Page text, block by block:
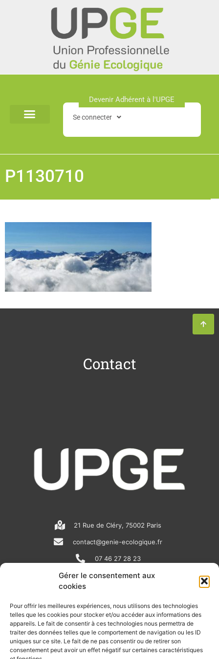
Gérer le consentement aux
cookies
Pour offrir les meilleures expériences, nous utilisons des technologies
telles que les cookies pour stocker et/ou accéder aux informations des
appareils. Le fait de consentir à ces technologies nous permettra de
traiter des données telles que le comportement de navigation ou les ID
uniques sur ce site. Le fait de ne pas consentir ou de retirer son
consentement peut avoir un effet négatif sur certaines caractéristiques
Devenir Adhérent à l'UPGE​
Se connecter
P1130710
Contact
21 Rue de Cléry, 75002 Paris
contact@genie-ecologique.fr
07 46 27 28 23
N
e
w
s
p
i
n
k
e
o
u
t
u
RECEVOIR L'ACTU DE LA FILIÈRE
Retrouvez tous les mois les articles terrain de nos adhérents, les